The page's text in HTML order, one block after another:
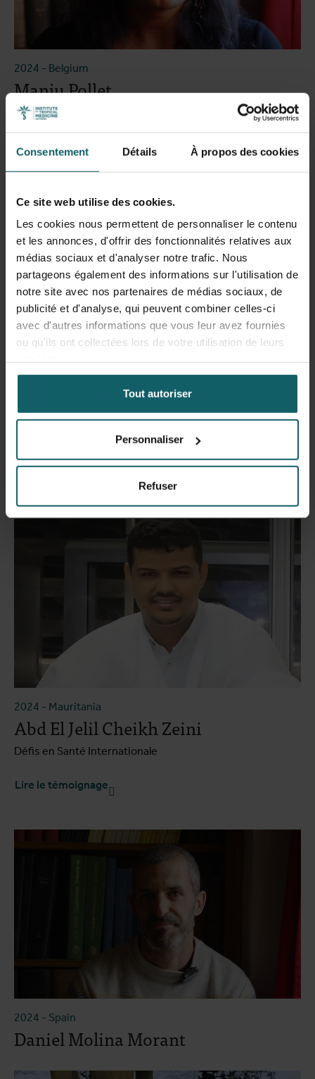
Consentement Détails À propos des cookies
Ce site web utilise des cookies.
Les cookies nous permettent de personnaliser le contenu
et les annonces, d'offrir des fonctionnalités relatives aux
médias sociaux et d'analyser notre trafic. Nous
partageons également des informations sur l'utilisation de
notre site avec nos partenaires de médias sociaux, de
publicité et d'analyse, qui peuvent combiner celles-ci
avec d'autres informations que vous leur avez fournies
ou qu'ils ont collectées lors de votre utilisation de leurs
Tout autoriser
Personnaliser
Refuser
2024 - Belgium
Manju Pollet
Postgraduate Certificate - Introduction to Tropical
Medicine and Challenges in International Health
Mathieu Nkieri
Défis en Santé Internationale
2024 - Mauritania
Abd El Jelil Cheikh Zeini
Défis en Santé Internationale
Lire le témoignage
2024 - Spain
Daniel Molina Morant